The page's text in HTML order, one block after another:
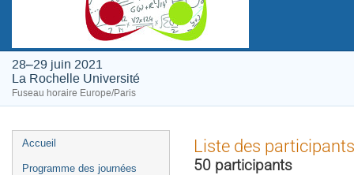
28–29 juin 2021
La Rochelle Université
Fuseau horaire Europe/Paris
Menu
de
Accueil
Programme des journées
Liste des participants
50 participants